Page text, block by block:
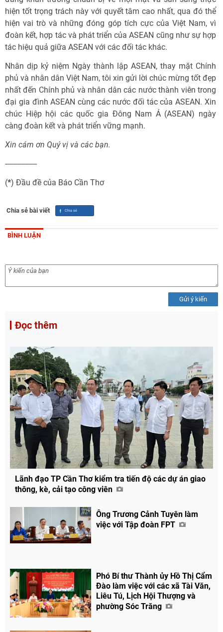
hiện tốt trọng trách này với quyết tâm cao nhất, qua đó thể
hiện vai trò và những đóng góp tích cực của Việt Nam, vì
đoàn kết, hợp tác và phát triển của ASEAN cũng như sự hợp
tác hiệu quả giữa ASEAN với các đối tác khác.
Nhân dịp kỷ niệm Ngày thành lập ASEAN, thay mặt Chính
phủ và nhân dân Việt Nam, tôi xin gửi lời chúc mừng tốt đẹp
nhất đến Chính phủ và nhân dân các nước thành viên trong
đại gia đình ASEAN cùng các nước đối tác của ASEAN. Xin
chúc Hiệp hội các quốc gia Đông Nam Á (ASEAN) ngày
càng đoàn kết và phát triển vững mạnh.
Xin cám ơn Quý vị và các bạn.
----------------
(*) Đầu đề của Báo Cần Thơ
Chia sẻ bài viết
BÌNH LUẬN
Gửi ý kiến
Đọc thêm
Lãnh đạo TP Cần Thơ kiểm tra tiến độ các dự án giao
thông, kè, cải tạo công viên
Ông Trương Cảnh Tuyên làm
việc với Tập đoàn FPT
Phó Bí thư Thành ủy Hồ Thị Cẩm
Đào làm việc với các xã Tài Văn,
Liêu Tú, Lịch Hội Thượng và
phường Sóc Trăng